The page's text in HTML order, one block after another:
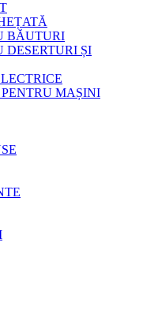
BĂUTURI
DESERTURI ȘI
MAȘINI